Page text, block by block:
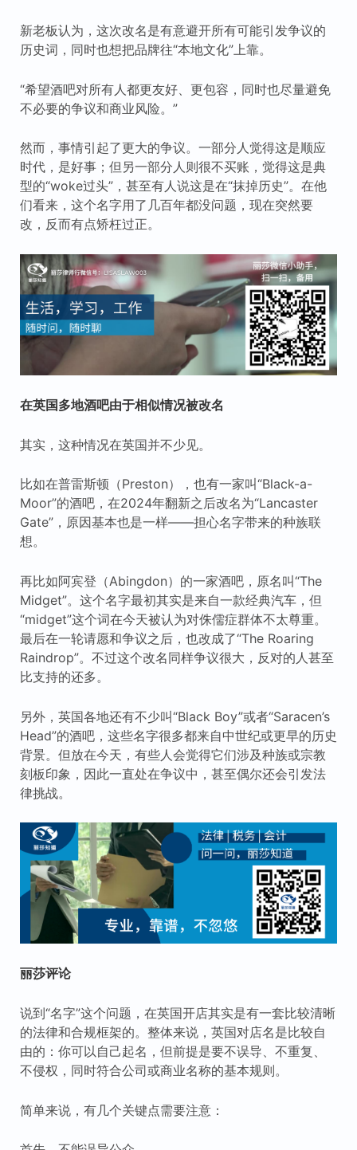
新老板认为，这次改名是有意避开所有可能引发争议的
历史词，同时也想把品牌往“本地文化”上靠。
“希望酒吧对所有人都更友好、更包容，同时也尽量避免
不必要的争议和商业风险。”
然而，事情引起了更大的争议。一部分人觉得这是顺应
时代，是好事；但另一部分人则很不买账，觉得这是典
型的“woke过头”，甚至有人说这是在“抹掉历史”。在他
们看来，这个名字用了几百年都没问题，现在突然要
改，反而有点矫枉过正。
在英国多地酒吧由于相似情况被改名
其实，这种情况在英国并不少见。
比如在普雷斯顿（Preston），也有一家叫“Black-a-
Moor”的酒吧，在2024年翻新之后改名为“Lancaster
Gate”，原因基本也是一样——担心名字带来的种族联
想。
再比如阿宾登（Abingdon）的一家酒吧，原名叫“The
Midget”。这个名字最初其实是来自一款经典汽车，但
“midget”这个词在今天被认为对侏儒症群体不太尊重。
最后在一轮请愿和争议之后，也改成了“The Roaring
Raindrop”。不过这个改名同样争议很大，反对的人甚至
比支持的还多。
另外，英国各地还有不少叫“Black Boy”或者“Saracen’s
Head”的酒吧，这些名字很多都来自中世纪或更早的历史
背景。但放在今天，有些人会觉得它们涉及种族或宗教
刻板印象，因此一直处在争议中，甚至偶尔还会引发法
律挑战。
丽莎评论
说到“名字”这个问题，在英国开店其实是有一套比较清晰
的法律和合规框架的。整体来说，英国对店名是比较自
由的：你可以自己起名，但前提是要不误导、不重复、
不侵权，同时符合公司或商业名称的基本规则。
简单来说，有几个关键点需要注意：